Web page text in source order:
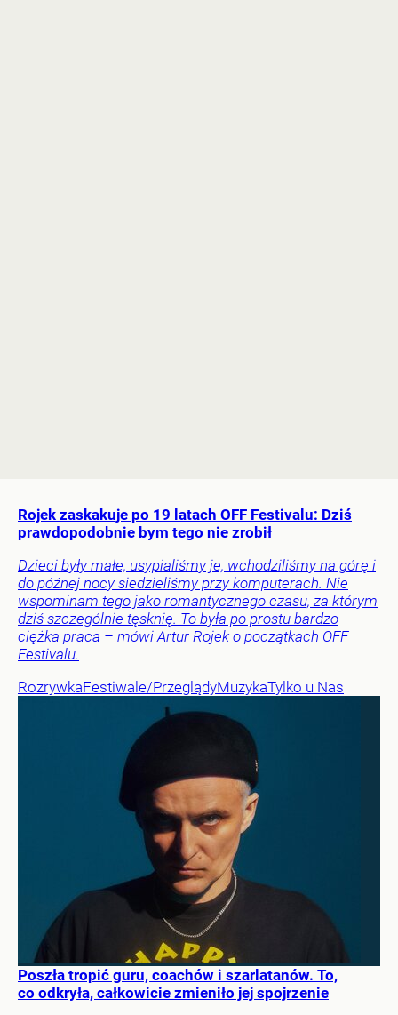
Rojek zaskakuje po 19 latach OFF Festivalu: Dziś
prawdopodobnie bym tego nie zrobił
Dzieci były małe, usypialiśmy je, wchodziliśmy na górę i
do późnej nocy siedzieliśmy przy komputerach. Nie
wspominam tego jako romantycznego czasu, za którym
dziś szczególnie tęsknię. To była po prostu bardzo
ciężka praca – mówi Artur Rojek o początkach OFF
Festivalu.
RozrywkaFestiwale/PrzeglądyMuzykaTylko u Nas
Poszła tropić guru, coachów i szarlatanów. To,
co odkryła, całkowicie zmieniło jej spojrzenie